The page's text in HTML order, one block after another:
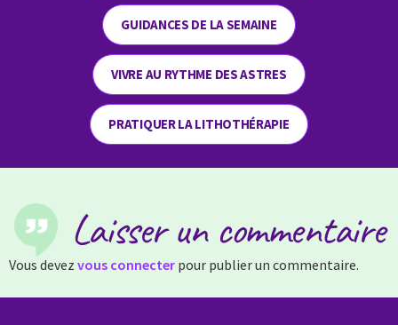
GUIDANCES DE LA SEMAINE
VIVRE AU RYTHME DES ASTRES
PRATIQUER LA LITHOTHÉRAPIE
Laisser un commentaire
Vous devez vous connecter pour publier un commentaire.